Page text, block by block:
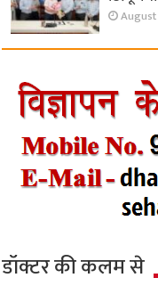
August
डॉक्टर की कलम से